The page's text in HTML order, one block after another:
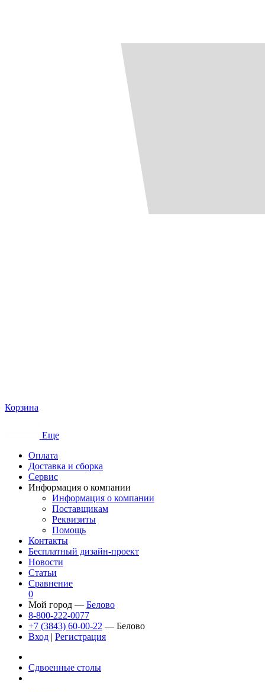
Корзина
Еще
Оплата
Доставка и сборка
Сервис
Информация о компании
Информация о компании
Поставщикам
Реквизиты
Помощь
Контакты
Бесплатный дизайн-проект
Новости
Статьи
Сравнение
0
Мой город — Белово
8-800-222-0077
+7 (3843) 60-00-22 — Белово
Вход | Регистрация
Сдвоенные столы